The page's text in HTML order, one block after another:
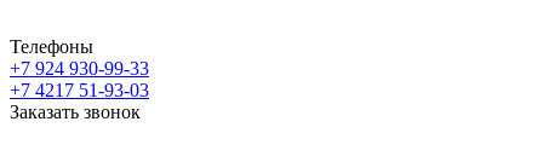
Телефоны
+7 924 930-99-33
+7 4217 51-93-03
Заказать звонок